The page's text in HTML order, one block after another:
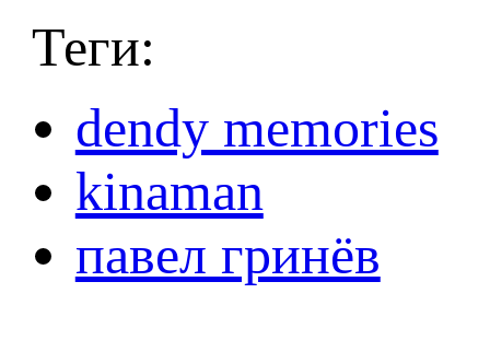
Теги:
dendy memories
kinaman
павел гринёв